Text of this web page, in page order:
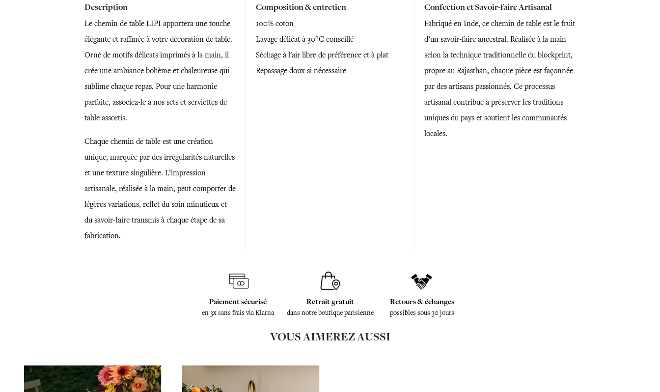
Description
Le chemin de table LIPI apportera une touche
élégante et raffinée à votre décoration de table.
Orné de motifs délicats imprimés à la main, il
crée une ambiance bohème et chaleureuse qui
sublime chaque repas. Pour une harmonie
parfaite, associez-le à nos sets et serviettes de
table assortis.
Chaque chemin de table est une création
unique, marquée par des irrégularités naturelles
et une texture singulière. L’impression
artisanale, réalisée à la main, peut comporter de
légères variations, reflet du soin minutieux et
du savoir-faire transmis à chaque étape de sa
fabrication.
Composition & entretien
100% coton
Lavage délicat à 30°C conseillé
Séchage à l'air libre de préférence et à plat
Repassage doux si nécessaire
Confection et Savoir-faire Artisanal
Fabriqué en Inde, ce chemin de table est le fruit
d’un savoir-faire ancestral. Réalisée à la main
selon la technique traditionnelle du blockprint,
propre au Rajasthan, chaque pièce est façonnée
par des artisans passionnés. Ce processus
artisanal contribue à préserver les traditions
uniques du pays et soutient les communautés
locales.
Paiement sécurisé
en 3x sans frais via Klarna
Retrait gratuit
dans notre boutique parisienne
Retours & échanges
possibles sous 30 jours
VOUS AIMEREZ AUSSI